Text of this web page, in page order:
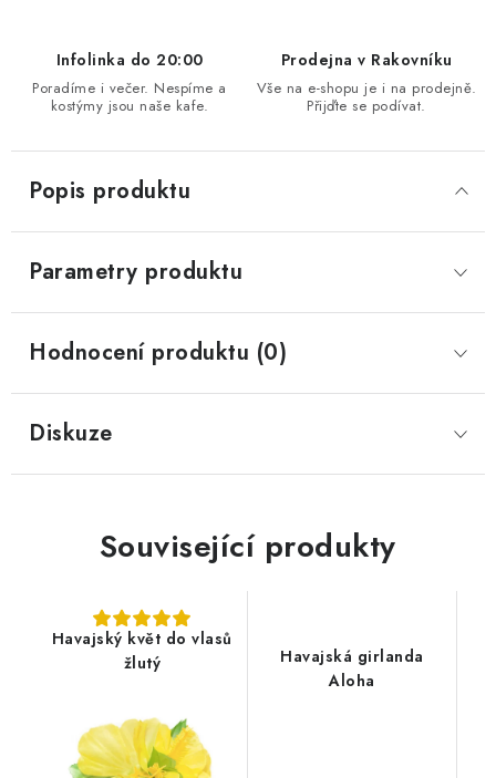
Infolinka do 20:00
Poradíme i večer. Nespíme a
kostýmy jsou naše kafe.
Prodejna v Rakovníku
Vše na e-shopu je i na prodejně.
Přijďte se podívat.
Popis produktu
Parametry produktu
Hodnocení produktu (0)
Diskuze
Související produkty
Havajský květ do vlasů
žlutý
Havajská girlanda
Aloha